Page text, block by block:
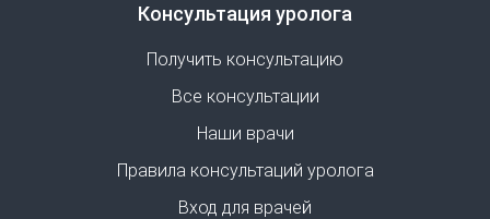
Консультация уролога
Получить консультацию
Все консультации
Наши врачи
Правила консультаций уролога
Вход для врачей